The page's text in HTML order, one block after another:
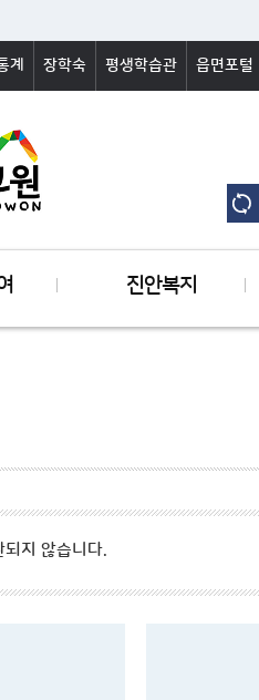
계 장학숙 평생학습관 읍면포털
진안복지
지 않습니다.